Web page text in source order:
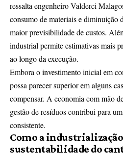
ressalta engenheiro Valderci
consumo de materiais e diminuição
maior previsibilidade de custos.
industrial permite estimativas mais
ao longo da execução.
Embora o investimento inicial em
possa parecer superior em alguns
compensar. A economia com mão
gestão de resíduos contribui para
consistente.
Como a
sustentabilidade do